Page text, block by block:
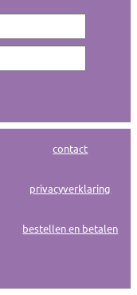
contact
privacyverklaring
bestellen en betalen